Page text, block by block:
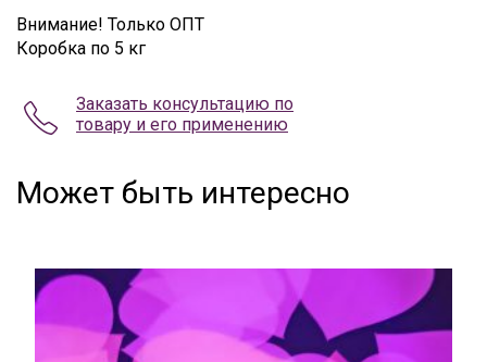
Внимание! Только ОПТ
Коробка по 5 кг
Заказать консультацию по
товару и его применению
Может быть интересно